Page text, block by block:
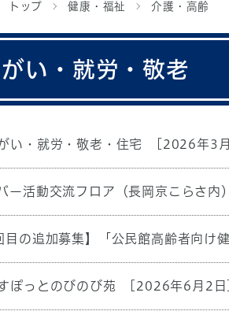
トップ 健康・福祉 介護・高齢
い・就労・敬老
い・就労・敬老・住宅 [2026年3
ー活動交流フロア（長岡京こらさ内）
目の追加募集】「公民館高齢者向け
ぽっとのびのび苑 [2026年6月2日]